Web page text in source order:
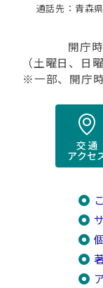
通話先：青森
開庁
（土曜日、日
※一部、開庁